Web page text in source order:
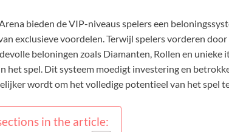
bieden de VIP-niveaus spelers een
exclusieve voordelen. Terwijl spelers vorderen
beloningen zoals Diamanten, Rollen en unieke
het spel. Dit systeem moedigt investering en
wordt om het volledige potentieel van het spel
in the article: